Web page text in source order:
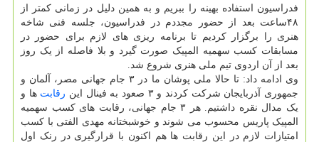
فدراسیون استفاده بهینه را ببریم و به همین دلیل در زمانی کمتر از
۴۸ساعت بعد از حضور مجددم در فدراسیون، جلسه فنی شاخه
هنری را برگزار کردیم تا برنامه ریزی های لازم برای حضور در
مسابقات کسب سهمیه المپیک صورت گیرد و بلا فاصله از یک روز
بعد از آن اردوی تیم ملی هنری شروع شد.
وی ادامه داد: تا حالا ملی پوشان ما در ۳ جام جهانی مصر، آلمان و
جمهوری آذربایجان شرکت کردند و ۳ صعود به فینال این
رقابت ها و
یک مدال نقره داشتیم. هر ۳ جام جهانی، رقابت های کسب سهمیه
المپیک پاریس محسوب می شوند و خوشبختانه مهدی الفتی با کسب
امتیازات لازم در این رقابت ها هم اکنون با قرارگیری در رنک اول